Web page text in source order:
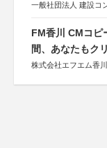
一般社団法人 建設コ
FM香川 CMコピ
間、あなたもク
株式会社エフエム香川